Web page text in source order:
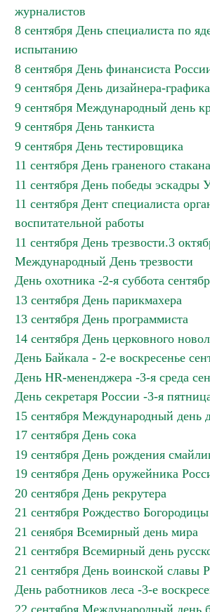
журналистов
8 сентября День специалиста по
испытанию
8 сентября День финансиста
9 сентября День дизайнера-графика
9 сентября Международный день
9 сентября День танкиста
9 сентября День тестировщика
11 сентября День граненого стакана
11 сентября День победы эскадры
11 сентября Дент специалиста
воспитательной работы
11 сентября День трезвости.3
Международный День трезвости
День охотника -2-я суббота
13 сентября День парикмахера
13 сентября День программиста
14 сентября День церковного
День Байкала - 2-е воскресенье
День HR-мененджера -3-я среда
День секретаря России -3-я
15 сентября Международный день
17 сентября День сока
19 сентября День рождения
19 сентября День оружейника
20 сентября День рекрутера
21 сентября Рождество Богородицы
21 сенября Всемирный день мира
21 сентября Всемирный день
21 сентября День воинской славы
День работников леса -3-е
22 сентября Международный день